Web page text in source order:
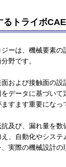
るトライボCAE
ーは、機械要素
野です。
および接触面の
データに基づい
すます重要になっ
及び、漏れ量を
、自動化やシス
実際の機械設計